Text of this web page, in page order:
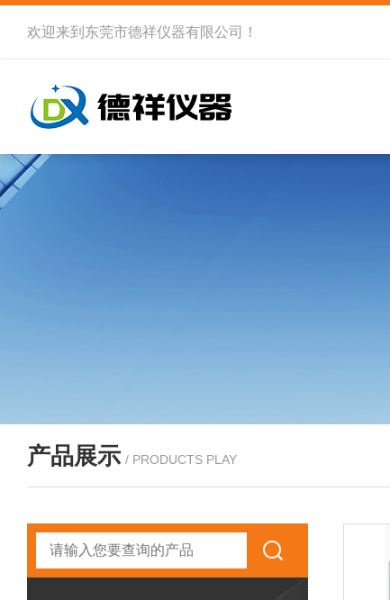
欢迎来到 东莞市德祥仪器有限公司 ！
产品展示 / PRODUCTS PLAY